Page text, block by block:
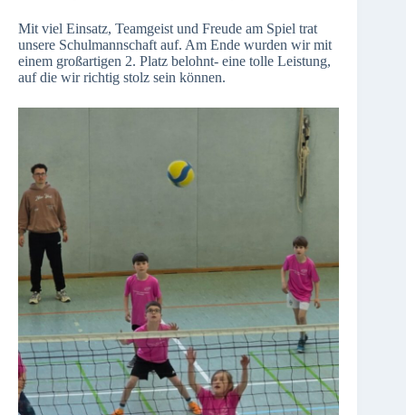
Mit viel Einsatz, Teamgeist und Freude am Spiel trat
unsere Schulmannschaft auf. Am Ende wurden wir mit
einem großartigen 2. Platz belohnt- eine tolle Leistung,
auf die wir richtig stolz sein können.